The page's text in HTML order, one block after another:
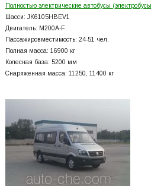
Полностью электрические автобусы
Шасси: JK6105HBEV1
Двигатель: M200A-F
Пассажировместимость: 24-51 чел.
Полная масса: 16900 кг
Колесная база: 5200 мм
Снаряженная масса: 11250, 11400 кг